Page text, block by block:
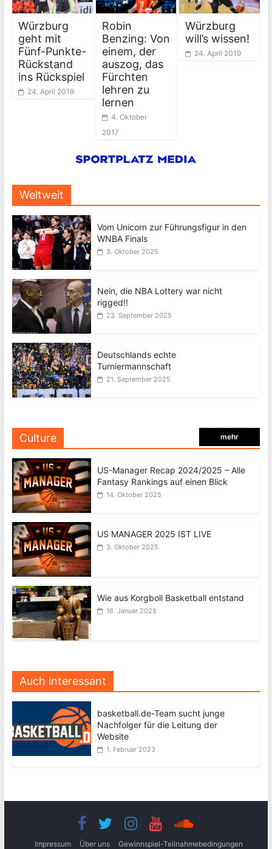
Würzburg
geht mit
Fünf-Punkte-
Rückstand
ins Rückspiel
24. April 2019
Robin
Benzing: Von
einem, der
auszog, das
Fürchten
lehren zu
lernen
4. Oktober
2017
Würzburg
will’s wissen!
24. April 2019
Weltweit
Vom Unicorn zur Führungsfigur in den
WNBA Finals
3. Oktober 2025
Nein, die NBA Lottery war nicht
rigged!!
23. September 2025
Deutschlands echte
Turniermannschaft
21. September 2025
Culture mehr
US-Manager Recap 2024/2025 – Alle
Fantasy Rankings auf einen Blick
14. Oktober 2025
US MANAGER 2025 IST LIVE
3. Oktober 2025
Wie aus Korgboll Basketball entstand
16. Januar 2025
Auch interessant
basketball.de-Team sucht junge
Nachfolger für die Leitung der
Website
1. Februar 2023
Impressum Über uns Gewinnspiel-Teilnahmebedingungen